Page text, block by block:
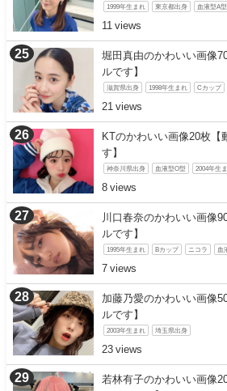
1999年生まれ 東京都出身 血液型A型
11
堀田真由のかわいい画像
ルです】
滋賀県出身 1998年生まれ Cカップ
21
KTのかわいい画像20枚【
す】
神奈川県出身 血液型O型 2004年生
8
川口春奈のかわいい画像
ルです】
1995年生まれ Bカップ ニコラ 血
7
加藤乃愛のかわいい画像
ルです】
2003年生まれ 埼玉県出身
23
若林有子のかわいい画像